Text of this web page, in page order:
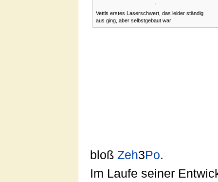
Vettis erstes Laserschwert, das leider ständig
aus ging, aber selbstgebaut war
bloß Zeh3Po.
Im Laufe seiner